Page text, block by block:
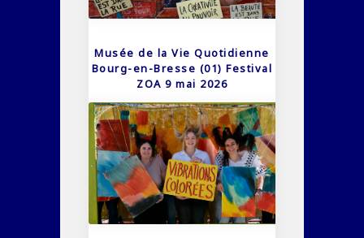
Musée de la Vie Quotidienne
Bourg-en-Bresse (01) Festival
ZOA 9 mai 2026